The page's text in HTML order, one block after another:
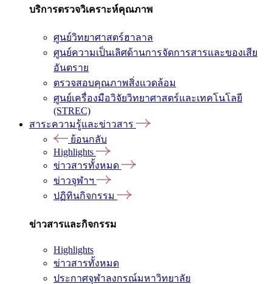
บริการตรวจวิเคราะห์คุณภาพ
ศูนย์วิทยาศาสตร์ฮาลาล
ศูนย์ความเป็นเลิศด้านการจัดการสารและของเสีย
อันตราย
ตรวจสอบคุณภาพสิ่งแวดล้อม
ศูนย์เครื่องมือวิจัยวิทยาศาสตร์และเทคโนโลยี
(STREC)
สาระความรู้และข่าวสาร
ย้อนกลับ
Highlights
ข่าวสารทั้งหมด
ข่าวจุฬาฯ
ปฏิทินกิจกรรม
ข่าวสารและกิจกรรม
Highlights
ข่าวสารทั้งหมด
ประกาศจุฬาลงกรณ์มหาวิทยาลัย